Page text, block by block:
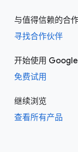
与值得信赖的合
寻找合作伙伴
开始使用
免费试用
继续浏览
查看所有产品